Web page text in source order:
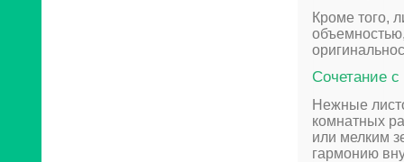
Кроме того,
Сочетание
Нежные
комнатных
или мелким
гармонию